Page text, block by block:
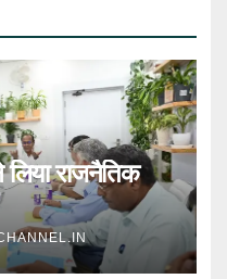
लिया राजनैतिक